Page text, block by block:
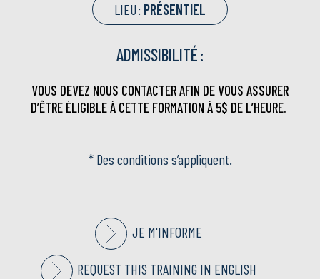
LIEU : PRÉSENTIEL
ADMISSIBILITÉ :
VOUS DEVEZ NOUS CONTACTER AFIN DE VOUS ASSURER
D’ÊTRE ÉLIGIBLE À CETTE FORMATION À 5$ DE L’HEURE.
* Des conditions s’appliquent.
JE M'INFORME
REQUEST THIS TRAINING IN ENGLISH